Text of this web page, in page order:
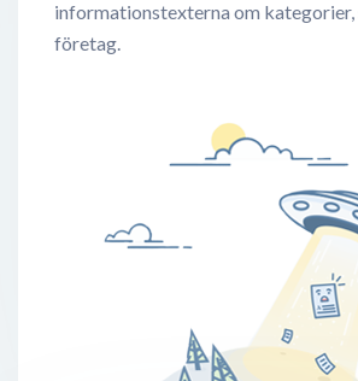
informationstexterna om kategorier,
företag.